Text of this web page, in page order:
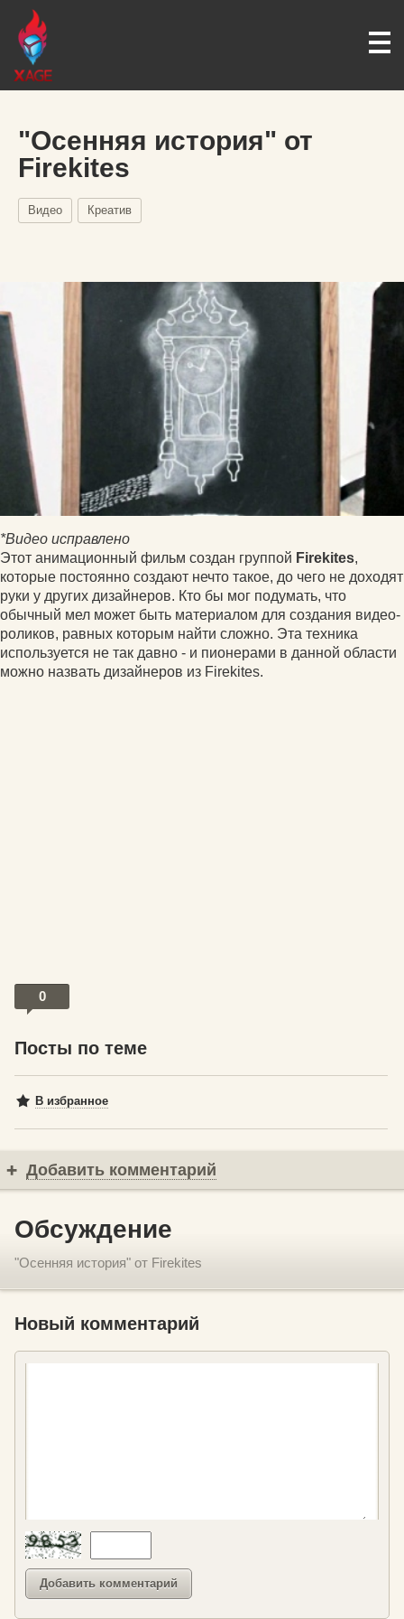
"Осенняя история" от
Firekites
Видео Креатив
*Видео исправлено
Этот анимационный фильм создан группой Firekites,
которые постоянно создают нечто такое, до чего не доходят
руки у других дизайнеров. Кто бы мог подумать, что
обычный мел может быть материалом для создания видео-
роликов, равных которым найти сложно. Эта техника
используется не так давно - и пионерами в данной области
можно назвать дизайнеров из Firekites.
0
Посты по теме
В избранное
Добавить комментарий
Обсуждение
"Осенняя история" от Firekites
Новый комментарий